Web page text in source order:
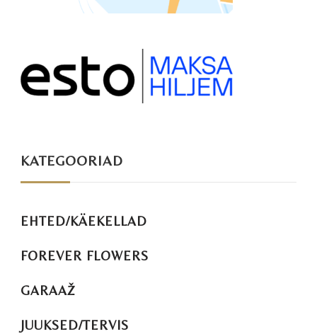
KATEGOORIAD
EHTED/KÄEKELLAD
FOREVER FLOWERS
GARAAŽ
JUUKSED/TERVIS